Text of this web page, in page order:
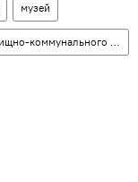
музей
Министерство строительства, архитектуры и жилищно-коммунального хозяйства КР